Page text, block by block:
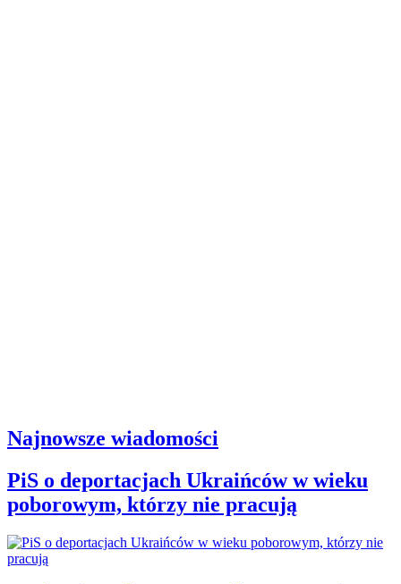
Najnowsze wiadomości
PiS o deportacjach Ukraińców w wieku
poborowym, którzy nie pracują